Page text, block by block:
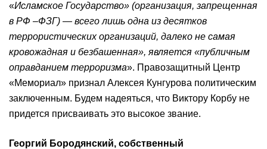
«Исламское Государство» (организация, запрещенная
в РФ –ФЗГ) — всего лишь одна из десятков
террористических организаций, далеко не самая
кровожадная и безбашенная», является «публичным
оправданием терроризма». Правозащитный Центр
«Мемориал» признал Алексея Кунгурова политическим
заключенным. Будем надеяться, что Виктору Корбу не
придется присваивать это высокое звание.
Георгий Бородянский, собственный